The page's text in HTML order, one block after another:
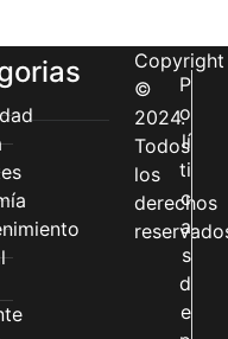
Copyright
©
2024.
Todos
los
derechos
P
o
lí
ti
c
a
s
d
e